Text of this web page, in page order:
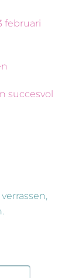
februari
succesvol